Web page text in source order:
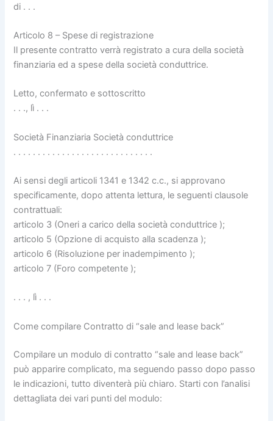
di . . .
Articolo 8 – Spese di registrazione
Il presente contratto verrà registrato a cura della società
finanziaria ed a spese della società conduttrice.
Letto, confermato e sottoscritto
. . ., lì . . .
Società Finanziaria Società conduttrice
. . . . . . . . . . . . . . . . . . . . . . . . . . . . .
Ai sensi degli articoli 1341 e 1342 c.c., si approvano
specificamente, dopo attenta lettura, le seguenti clausole
contrattuali:
articolo 3 (Oneri a carico della società conduttrice );
articolo 5 (Opzione di acquisto alla scadenza );
articolo 6 (Risoluzione per inadempimento );
articolo 7 (Foro competente );
. . . , lì . . .
Come compilare Contratto di “sale and lease back”
Compilare un modulo di contratto “sale and lease back”
può apparire complicato, ma seguendo passo dopo passo
le indicazioni, tutto diventerà più chiaro. Starti con l’analisi
dettagliata dei vari punti del modulo: